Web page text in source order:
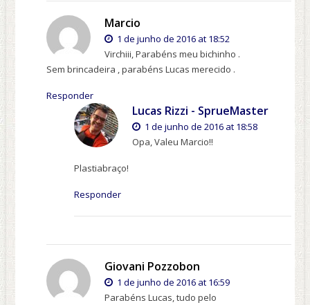
Marcio
1 de junho de 2016 at 18:52
Virchiii, Parabéns meu bichinho .
Sem brincadeira , parabéns Lucas merecido .
Responder
Lucas Rizzi - SprueMaster
1 de junho de 2016 at 18:58
Opa, Valeu Marcio!!
Plastiabraço!
Responder
Giovani Pozzobon
1 de junho de 2016 at 16:59
Parabéns Lucas, tudo pelo